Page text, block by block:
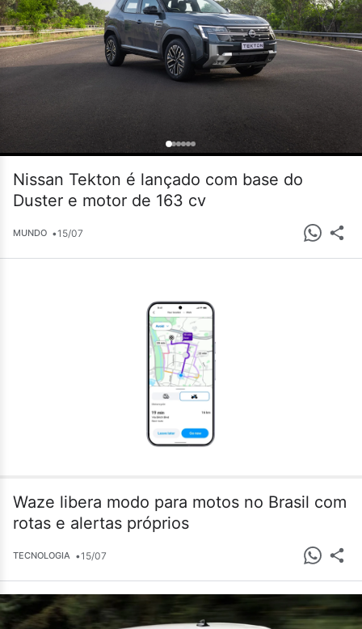
Nissan Tekton é lançado com base do
Duster e motor de 163 cv
MUNDO •15/07
Waze libera modo para motos no Brasil com
rotas e alertas próprios
TECNOLOGIA •15/07